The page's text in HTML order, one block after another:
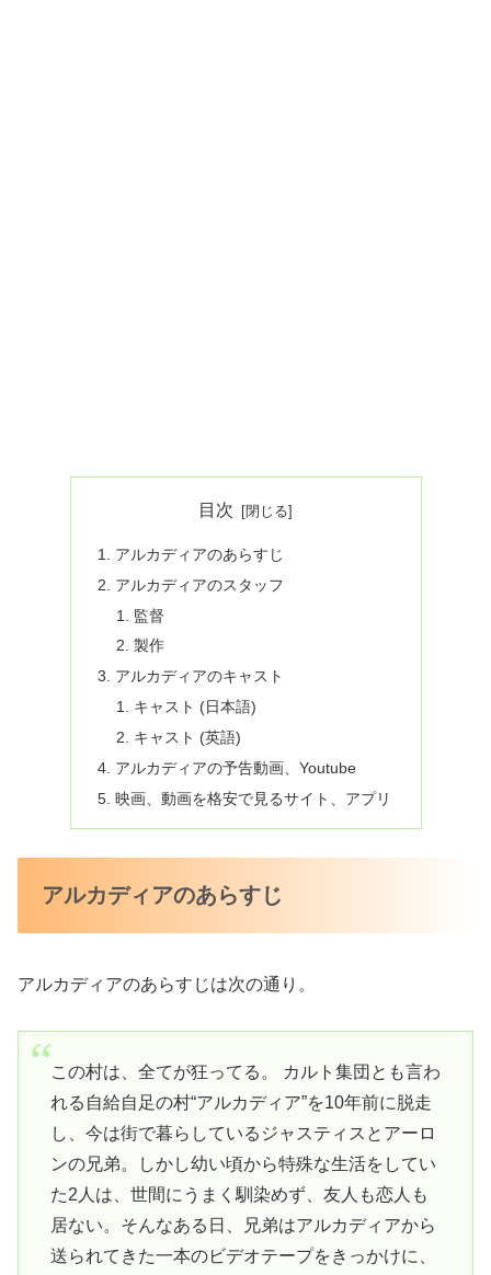
目次
アルカディアのあらすじ
アルカディアのスタッフ
監督
製作
アルカディアのキャスト
キャスト (日本語)
キャスト (英語)
アルカディアの予告動画、Youtube
映画、動画を格安で見るサイト、アプリ
アルカディアのあらすじ
アルカディアのあらすじは次の通り。
この村は、全てが狂ってる。 カルト集団とも言わ
れる自給自足の村“アルカディア”を10年前に脱走
し、今は街で暮らしているジャスティスとアーロ
ンの兄弟。しかし幼い頃から特殊な生活をしてい
た2人は、世間にうまく馴染めず、友人も恋人も
居ない。そんなある日、兄弟はアルカディアから
送られてきた一本のビデオテープをきっかけに、